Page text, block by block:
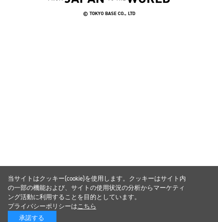
© TOKYO BASE CO., LTD
当サイトはクッキー(cookie)を使用します。クッキーはサイト内
の一部の機能および、サイトの使用状況の分析からマーケティ
ング活動に利用することを目的としています。
プライバシーポリシーはこちら
承諾する